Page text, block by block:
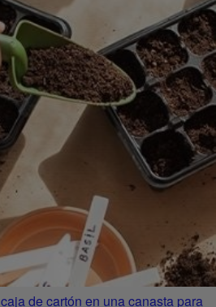
de cartón en una canasta para